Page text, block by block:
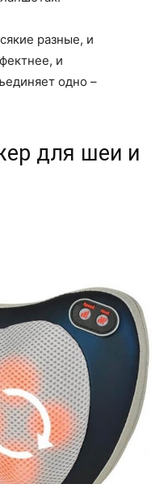
разные, и
и
одно –
для шеи и